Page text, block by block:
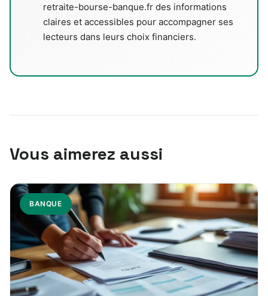
retraite-bourse-banque.fr des informations
claires et accessibles pour accompagner ses
lecteurs dans leurs choix financiers.
Vous aimerez aussi
BANQUE